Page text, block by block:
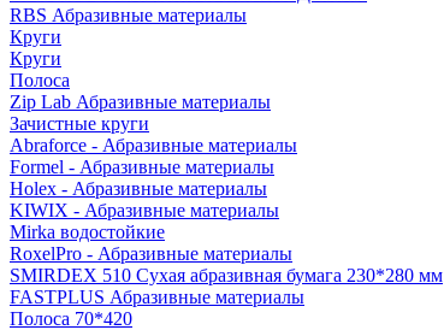
RBS Абразивные материалы
Круги
Круги
Полоса
Zip Lab Абразивные материалы
Зачистные круги
Abraforce - Абразивные материалы
Formel - Абразивные материалы
Holex - Абразивные материалы
KIWIX - Абразивные материалы
Mirka водостойкие
RoxelPro - Абразивные материалы
SMIRDEX 510 Сухая абразивная бумага 230*280 мм
FASTPLUS Абразивные материалы
Полоса 70*420